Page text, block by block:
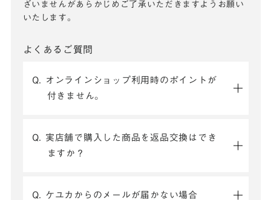
ざいませんがあらかじめご了承いただきますようお願い
いたします。
よくあるご質問
Q. オンラインショップ利用時のポイントが
付きません。
Q. 実店舗で購入した商品を返品交換はでき
ますか？
Q. ケユカからのメールが届かない場合